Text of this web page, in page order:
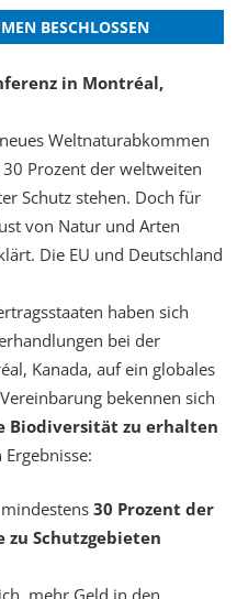
BESCHLOSSEN
in Montréal,
Weltnaturabkommen
Prozent der weltweiten
Schutz stehen. Doch für
von Natur und Arten
Die EU und Deutschland
haben sich
bei der
Kanada, auf ein globales
bekennen sich
Biodiversität zu erhalten
30 Prozent der
zu Schutzgebieten
mehr Geld in den